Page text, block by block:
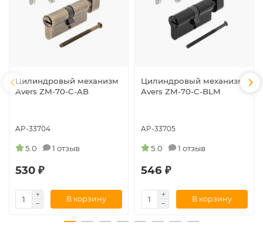
Цилиндровый механизм
Avers ZM-70-C-AB
AP-33704
5.0 1 отзыв
530 ₽
В корзину
Цилиндровый механизм
Avers ZM-70-C-BLM
AP-33705
5.0 1 отзыв
546 ₽
В корзину